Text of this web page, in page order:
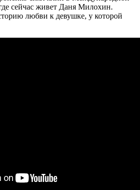
сейчас живет Даня Милохин.
любви к девушке, у которой